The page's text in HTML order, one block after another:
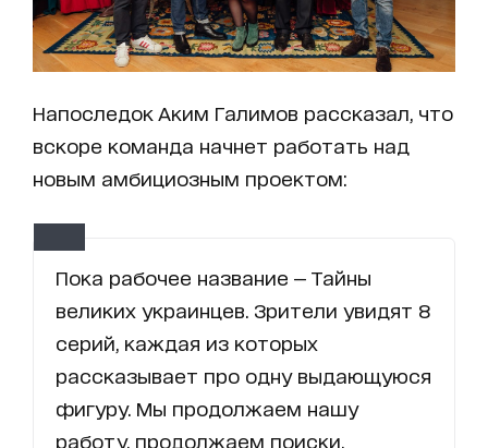
Напоследок Аким Галимов рассказал, что
вскоре команда начнет работать над
новым амбициозным проектом:
Пока рабочее название — Тайны
великих украинцев. Зрители увидят 8
серий, каждая из которых
рассказывает про одну выдающуюся
фигуру. Мы продолжаем нашу
работу, продолжаем поиски.